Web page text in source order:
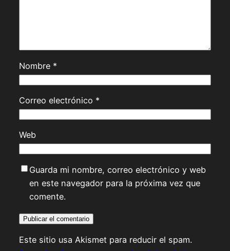
Nombre *
Correo electrónico *
Web
Guarda mi nombre, correo electrónico y web
en este navegador para la próxima vez que
comente.
Este sitio usa Akismet para reducir el spam.